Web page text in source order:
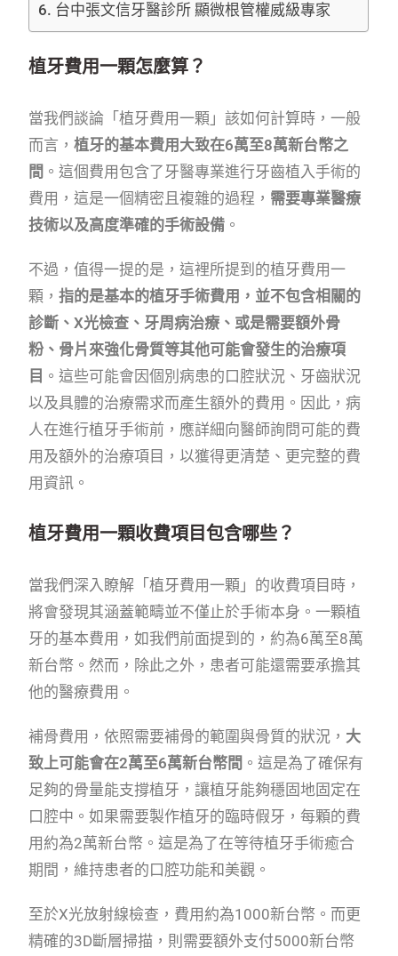
台中張文信牙醫診所 顯微根管權威級專家
植牙費用一顆怎麼算？
當我們談論「植牙費用一顆」該如何計算時，一般
而言，植牙的基本費用大致在6萬至8萬新台幣之
間 。這個費用包含了牙醫專業進行牙齒植入手術的
費用，這是一個精密且複雜的過程， 需要專業醫療
技術以及高度準確的手術設備 。
不過，值得一提的是，這裡所提到的植牙費用一
顆，指的是基本的植牙手術費用，並不包含相關的
診斷、X光檢查、牙周病治療、或是需要額外骨
粉、骨片來強化骨質等其他可能會發生的治療項
目 。這些可能會因個別病患的口腔狀況、牙齒狀況
以及具體的治療需求而產生額外的費用。因此，病
人在進行植牙手術前，應詳細向醫師詢問可能的費
用及額外的治療項目，以獲得更清楚、更完整的費
用資訊。
植牙費用一顆收費項目包含哪些？
當我們深入瞭解「植牙費用一顆」的收費項目時，
將會發現其涵蓋範疇並不僅止於手術本身。一顆植
牙的基本費用，如我們前面提到的，約為6萬至8萬
新台幣。然而，除此之外，患者可能還需要承擔其
他的醫療費用。
補骨費用，依照需要補骨的範圍與骨質的狀況， 大
致上可能會在2萬至6萬新台幣間 。這是為了確保有
足夠的骨量能支撐植牙，讓植牙能夠穩固地固定在
口腔中。如果需要製作植牙的臨時假牙，每顆的費
用約為2萬新台幣。這是為了在等待植牙手術癒合
期間，維持患者的口腔功能和美觀。
至於X光放射線檢查，費用約為1000新台幣。而更
精確的3D斷層掃描，則需要額外支付5000新台幣